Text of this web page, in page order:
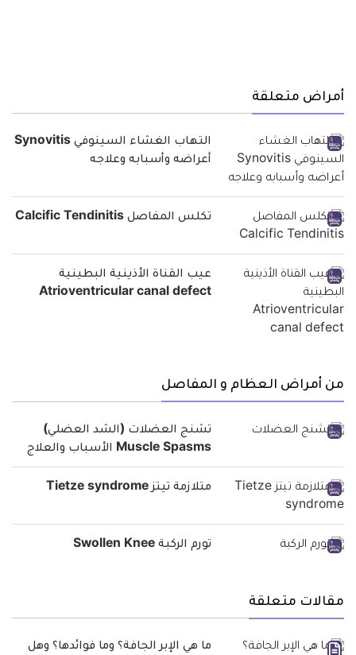
أمراض متعلقة
التهاب الغشاء السينوفي Synovitis
أعراضه وأسبابه وعلاجه
تكلس المفاصل Calcific Tendinitis
عيب القناة الأذينية البطينية
Atrioventricular canal defect
من أمراض العظام و المفاصل
تشنج العضلات (الشد العضلي)
Muscle Spasms الأسباب والعلاج
متلازمة تيتز Tietze syndrome
تورم الركبة Swollen Knee
مقالات متعلقة
ما هي الإبر الجافة؟ وما فوائدها؟ وهل